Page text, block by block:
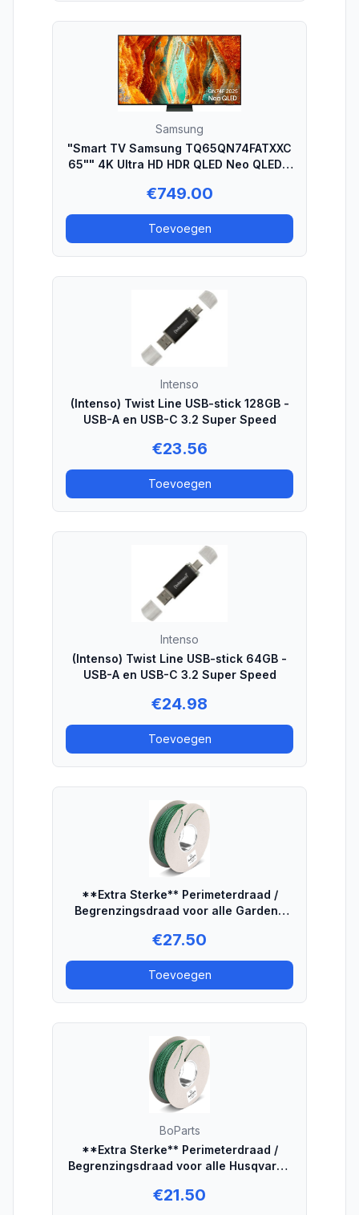
Samsung
"Smart TV Samsung TQ65QN74FATXXC
65"" 4K Ultra HD HDR QLED Neo QLED -
€749.00
Toevoegen
Intenso
(Intenso) Twist Line USB-stick 128GB -
USB-A en USB-C 3.2 Super Speed
€23.56
Toevoegen
Intenso
(Intenso) Twist Line USB-stick 64GB -
USB-A en USB-C 3.2 Super Speed
€24.98
Toevoegen
**Extra Sterke** Perimeterdraad /
Begrenzingsdraad voor alle Gardena
€27.50
Toevoegen
BoParts
**Extra Sterke** Perimeterdraad /
Begrenzingsdraad voor alle Husqvarna
€21.50